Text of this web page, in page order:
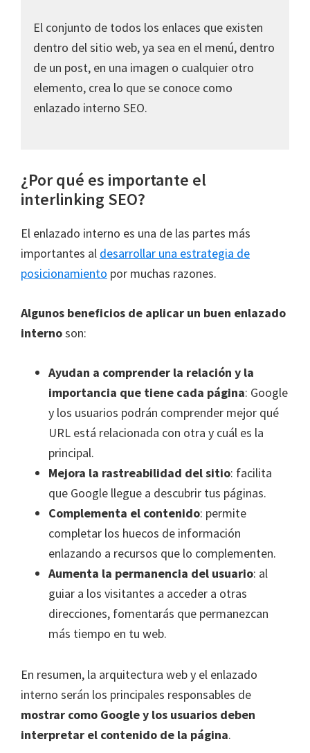
El conjunto de todos los enlaces que existen
dentro del sitio web, ya sea en el menú, dentro
de un post, en una imagen o cualquier otro
elemento, crea lo que se conoce como
enlazado interno SEO.
¿Por qué es importante el
interlinking SEO?
El enlazado interno es una de las partes más
importantes al desarrollar una estrategia de
posicionamiento por muchas razones.
Algunos beneficios de aplicar un buen enlazado
internoson:
Ayudan a comprender la relación y la
importancia que tiene cada página: Google
y los usuarios podrán comprender mejor qué
URL está relacionada con otra y cuál es la
principal.
Mejora la rastreabilidad del sitio: facilita
que Google llegue a descubrir tus páginas.
Complementa el contenido: permite
completar los huecos de información
enlazando a recursos que lo complementen.
Aumenta la permanencia del usuario: al
guiar a los visitantes a acceder a otras
direcciones, fomentarás que permanezcan
más tiempo en tu web.
En resumen, la arquitectura web y el enlazado
interno serán los principales responsables de
mostrar como Google y los usuarios deben
interpretar el contenido de la página.